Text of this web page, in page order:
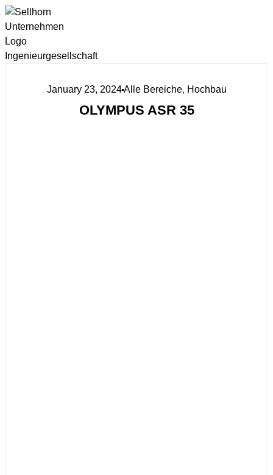
January 23, 2024Alle Bereiche, Hochbau
OLYMPUS ASR 35